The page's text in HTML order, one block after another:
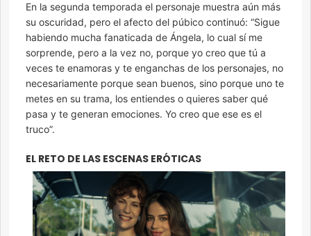
En la segunda temporada el personaje muestra aún más
su oscuridad, pero el afecto del púbico continuó: “Sigue
habiendo mucha fanaticada de Ángela, lo cual sí me
sorprende, pero a la vez no, porque yo creo que tú a
veces te enamoras y te enganchas de los personajes, no
necesariamente porque sean buenos, sino porque uno te
metes en su trama, los entiendes o quieres saber qué
pasa y te generan emociones. Yo creo que ese es el
truco”.
EL RETO DE LAS ESCENAS ERÓTICAS